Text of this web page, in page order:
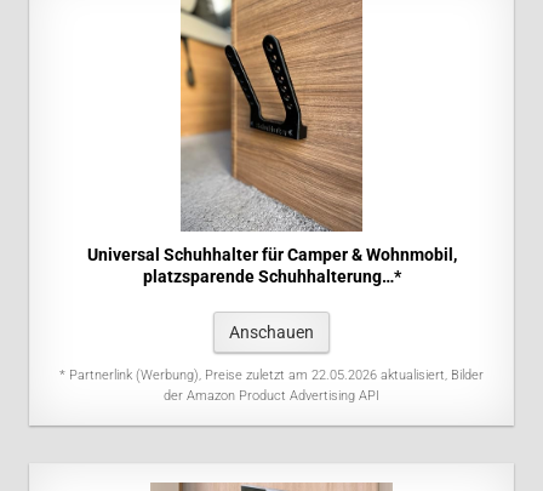
Universal Schuhhalter für Camper & Wohnmobil,
platzsparende Schuhhalterung…*
Anschauen
* Partnerlink (Werbung), Preise zuletzt am 22.05.2026 aktualisiert, Bilder
der Amazon Product Advertising API